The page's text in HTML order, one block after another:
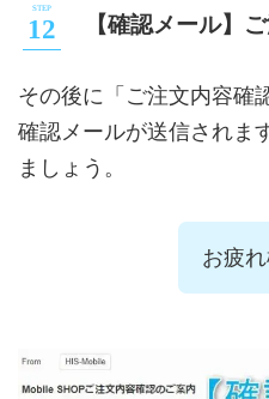
【確認メール】
その後に「ご注文内容確
確認メールが送信されま
ましょう。
お疲れ